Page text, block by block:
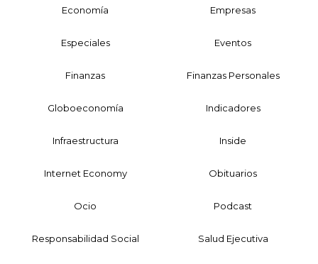
Economía Empresas
Especiales Eventos
Finanzas Finanzas Personales
Globoeconomía Indicadores
Infraestructura Inside
Internet Economy Obituarios
Ocio Podcast
Responsabilidad Social Salud Ejecutiva